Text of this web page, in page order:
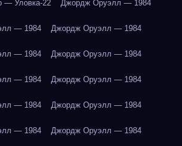
— Уловка-22 Джордж Оруэлл — 1984
— 1984 Джордж Оруэлл — 1984
— 1984 Джордж Оруэлл — 1984
— 1984 Джордж Оруэлл — 1984
— 1984 Джордж Оруэлл — 1984
— 1984 Джордж Оруэлл — 1984